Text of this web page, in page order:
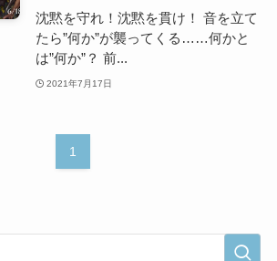
沈黙を守れ！沈黙を貫け！ 音を立て
たら”何か”が襲ってくる……何かと
は”何か”？ 前...
2021年7月17日
1